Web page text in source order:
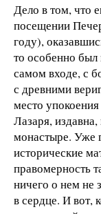
Дело в том, что
посещении
году),
то особенно
самом входе, с
с древними
место
Лазаря,
монастыре. Уже
исторические
правомерность
ничего о нем не
в сердце. И вот,